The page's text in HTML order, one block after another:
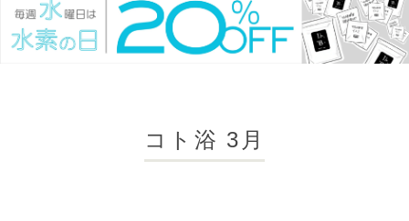
s
e
コト浴 3月